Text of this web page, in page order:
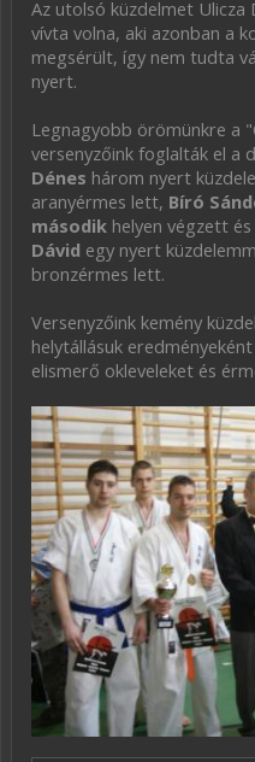
Az utolsó küzdelmet Ulicza
vívta volna, aki azonban a
megsérült, így nem tudta
nyert.
Legnagyobb örömünkre a
versenyzőink foglalták el a
Dénes három nyert
aranyérmes lett, Bíró
második helyen végzett
Dávid egy nyert
bronzérmes lett.
Versenyzőink kemény
helytállásuk
elismerő okleveleket és